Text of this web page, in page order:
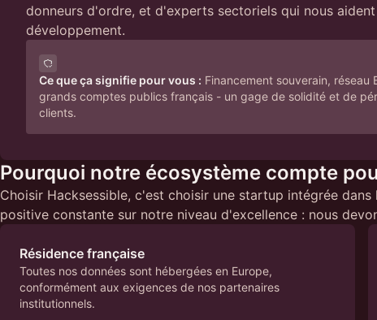
donneurs d'ordre, et d'experts sectoriels qui nous
développement.
Ce que ça signifie pour vous : Financement souverain, réseau
grands comptes publics français - un gage de solidité et de
clients.
Pourquoi notre écosystème compte
Choisir Hacksessible, c'est choisir une startup intégrée
positive constante sur notre niveau d'excellence : nous
Résidence française
Toutes nos données sont hébergées en Europe,
conformément aux exigences de nos partenaires
institutionnels.